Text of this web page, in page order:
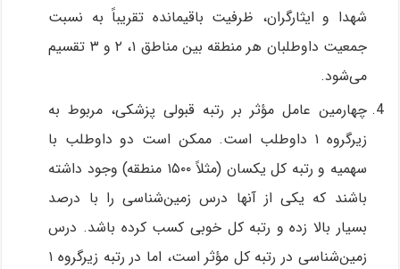
شهدا و ایثارگران، ظرفیت باقیمانده تقریباً به نسبت
جمعیت داوطلبان هر منطقه بین مناطق ۱، ۲ و ۳ تقسیم
می‌شود.
چهارمین عامل مؤثر بر رتبه قبولی پزشکی، مربوط به
زیرگروه ۱ داوطلب است. ممکن است دو داوطلب با
سهمیه و رتبه کل یکسان (مثلاً ۱۵۰۰ منطقه) وجود داشته
باشند که یکی از آنها درس زمین‌شناسی را با درصد
بسیار بالا زده و رتبه کل خوبی کسب کرده باشد. درس
زمین‌شناسی در رتبه کل مؤثر است، اما در رتبه زیرگروه ۱